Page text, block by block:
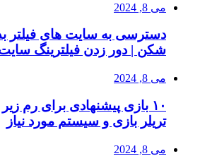
می 8, 2024
دسترسی به سایت های فیلتر
شکن | دور زدن فیلترینگ
می 8, 2024
تریلر بازی و سیستم مورد نیاز
می 8, 2024